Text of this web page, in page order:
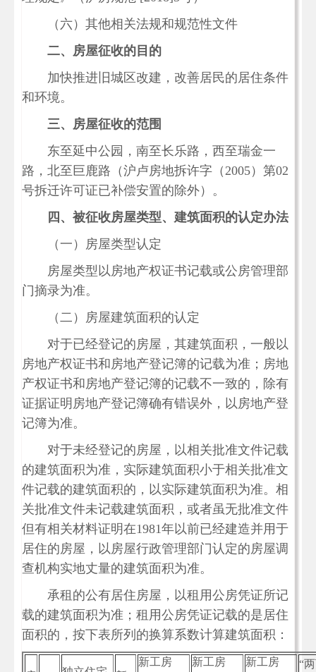
（六）其他相关法规和规范性文件
二、房屋征收的目的
加快推进旧城区改建，改善居民的居住条件
和环境。
三、房屋征收的范围
东至延中公园，南至长乐路，西至瑞金一
路，北至巨鹿路（沪卢房地拆许字（2005）第02
号拆迁许可证已补偿安置的除外）。
四、被征收房屋类型、建筑面积的认定办法
（一）房屋类型认定
房屋类型以房地产权证书记载或公房管理部
门摘录为准。
（二）房屋建筑面积的认定
对于已经登记的房屋，其建筑面积，一般以
房地产权证书和房地产登记簿的记载为准；房地
产权证书和房地产登记簿的记载不一致的，除有
证据证明房地产登记簿确有错误外，以房地产登
记簿为准。
对于未经登记的房屋，以相关批准文件记载
的建筑面积为准，实际建筑面积小于相关批准文
件记载的建筑面积的，以实际建筑面积为准。相
关批准文件未记载建筑面积，或者虽无批准文件
但有相关材料证明在1981年以前已经建造并用于
居住的房屋，以房屋行政管理部门认定的房屋调
查机构实地丈量的建筑面积为准。
承租的公有居住房屋，以租用公房凭证所记
载的建筑面积为准；租用公房凭证记载的是居住
面积的，按下表所列的换算系数计算建筑面积：
新工房 新工房 新工房 “